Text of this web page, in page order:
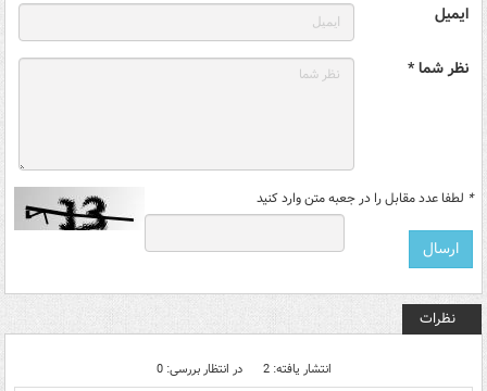
ایمیل
نظر شما *
* لطفا عدد مقابل را در جعبه متن وارد کنید
نظرات
انتشار یافته: 2 در انتظار بررسی: 0